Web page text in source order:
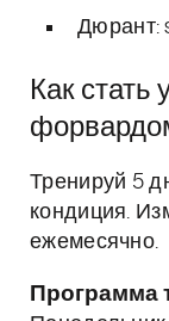
Дюрант:
Как
Тренируй 5
кондиция.
ежемесячно.
Программа